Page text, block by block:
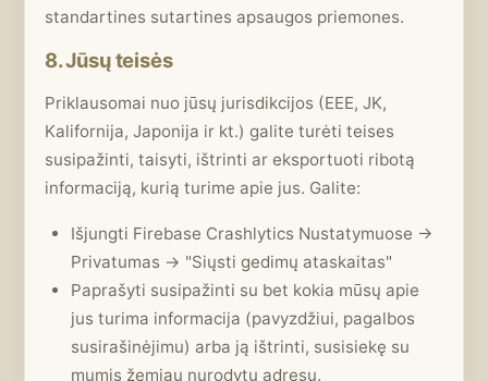
standartines sutartines apsaugos priemones.
8. Jūsų teisės
Priklausomai nuo jūsų jurisdikcijos (EEE, JK,
Kalifornija, Japonija ir kt.) galite turėti teises
susipažinti, taisyti, ištrinti ar eksportuoti ribotą
informaciją, kurią turime apie jus. Galite:
Išjungti Firebase Crashlytics Nustatymuose →
Privatumas → "Siųsti gedimų ataskaitas"
Paprašyti susipažinti su bet kokia mūsų apie
jus turima informacija (pavyzdžiui, pagalbos
susirašinėjimu) arba ją ištrinti, susisiekę su
mumis žemiau nurodytu adresu.